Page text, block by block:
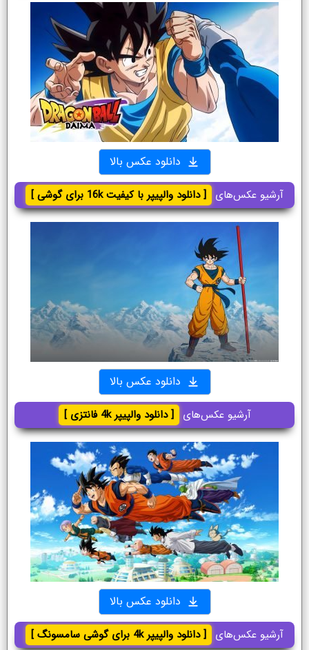
دانلود عکس بالا
آرشیو عکس‌های [ دانلود والپیپر با کیفیت 16k برای گوشی ]
دانلود عکس بالا
آرشیو عکس‌های [ دانلود والپیپر 4k فانتزی ]
دانلود عکس بالا
آرشیو عکس‌های [ دانلود والپیپر 4k برای گوشی سامسونگ ]